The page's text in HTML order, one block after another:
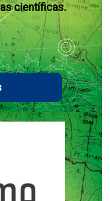
científicas.